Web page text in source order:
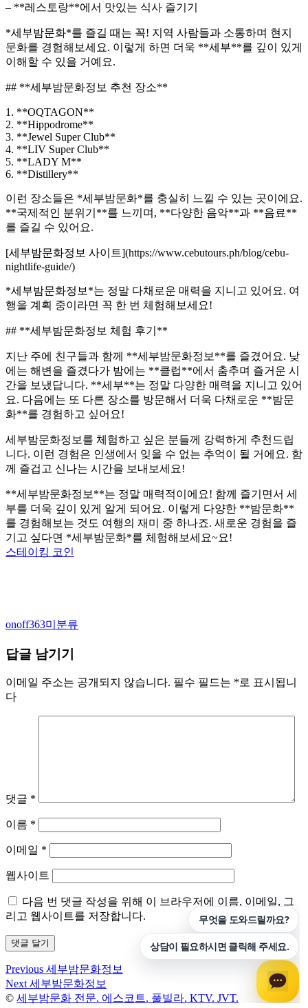
– **레스토랑**에서 맛있는 식사 즐기기
*세부밤문화*를 즐길 때는 꼭! 지역 사람들과 소통하며 현지
문화를 경험해보세요. 이렇게 하면 더욱 **세부**를 깊이 있게
이해할 수 있을 거예요.
## **세부밤문화정보 추천 장소**
1. **OQTAGON**
2. **Hippodrome**
3. **Jewel Super Club**
4. **LIV Super Club**
5. **LADY M**
6. **Distillery**
이런 장소들은 *세부밤문화*를 충실히 느낄 수 있는 곳이에요.
**국제적인 분위기**를 느끼며, **다양한 음악**과 **음료**
를 즐길 수 있어요.
[세부밤문화정보 사이트](https://www.cebutours.ph/blog/cebu-
nightlife-guide/)
*세부밤문화정보*는 정말 다채로운 매력을 지니고 있어요. 여
행을 계획 중이라면 꼭 한 번 체험해보세요!
## **세부밤문화정보 체험 후기**
지난 주에 친구들과 함께 **세부밤문화정보**를 즐겼어요. 낮
에는 해변을 즐겼다가 밤에는 **클럽**에서 춤추며 즐거운 시
간을 보냈답니다. **세부**는 정말 다양한 매력을 지니고 있어
요. 다음에는 또 다른 장소를 방문해서 더욱 다채로운 **밤문
화**를 경험하고 싶어요!
세부밤문화정보를 체험하고 싶은 분들께 강력하게 추천드립
니다. 이런 경험은 인생에서 잊을 수 없는 추억이 될 거에요. 함
께 즐겁고 신나는 시간을 보내보세요!
**세부밤문화정보**는 정말 매력적이에요! 함께 즐기면서 세
부를 더욱 깊이 있게 알게 되어요. 이렇게 다양한 **밤문화**
를 경험해보는 것도 여행의 재미 중 하나죠. 새로운 경험을 즐
기고 싶다면 *세부밤문화*를 체험해보세요~요!
스테이킹 코인
Author
onoff363Categories
미분류
답글 남기기
이메일 주소는 공개되지 않습니다. 필수 필드는 *로 표시됩니
다
댓글 *
이름 *
이메일 *
웹사이트
다음 번 댓글 작성을 위해 이 브라우저에 이름, 이메일, 그
리고 웹사이트를 저장합니다.
글
탐
Previous Previous
post:
세부밤문화정보
Next Next
post:
세부밤문화정보
© 세부밤문화 전문. 에스코트. 풀빌라. KTV. JVT.